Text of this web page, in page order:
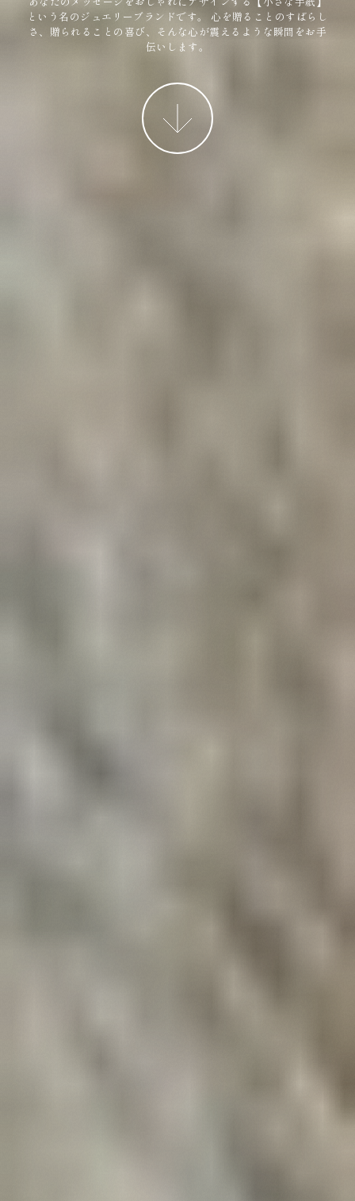
という名のジュエリーブランドです。
心を贈ることのすばらし
さ、贈られることの喜び、そんな心が震えるような瞬間をお手
伝いします。